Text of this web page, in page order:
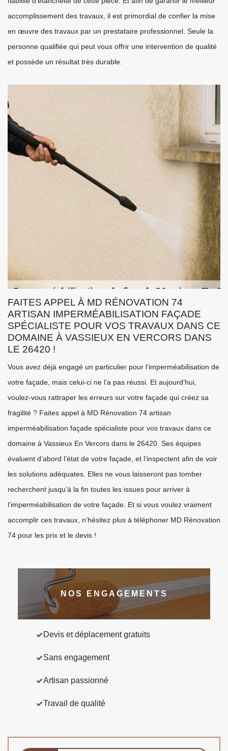
accomplissement des travaux, il est primordial de confier la mise
en œuvre des travaux par un prestataire professionnel. Seule la
personne qualifiée qui peut vous offrir une intervention de qualité
et possède un résultat très durable.
FAITES APPEL À MD RÉNOVATION 74
ARTISAN IMPERMÉABILISATION FAÇADE
SPÉCIALISTE POUR VOS TRAVAUX DANS CE
DOMAINE À VASSIEUX EN VERCORS DANS
LE 26420 !
Vous avez déjà engagé un particulier pour l’imperméabilisation de
votre façade, mais celui-ci ne l’a pas réussi. Et aujourd’hui,
voulez-vous rattraper les erreurs sur votre façade qui créez sa
fragilité ? Faites appel à MD Rénovation 74 artisan
imperméabilisation façade spécialiste pour vos travaux dans ce
domaine à Vassieux En Vercors dans le 26420. Ses équipes
évaluent d’abord l’état de votre façade, et l’inspectent afin de voir
les solutions adéquates. Elles ne vous laisseront pas tomber
recherchent jusqu’à la fin toutes les issues pour arriver à
l’imperméabilisation de votre façade. Et si vous voulez vraiment
accomplir ces travaux, n’hésitez plus à téléphoner MD Rénovation
74 pour les prix et le devis !
NOS ENGAGEMENTS
Devis et déplacement gratuits
Sans engagement
Artisan passionné
Travail de qualité